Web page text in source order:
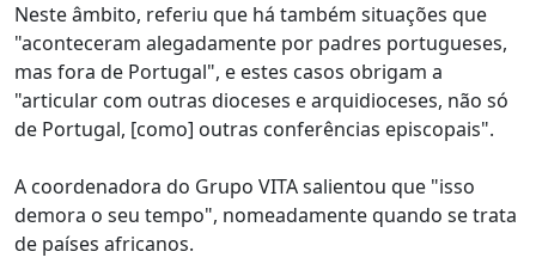
Neste âmbito, referiu que há também situações que
"aconteceram alegadamente por padres portugueses,
mas fora de Portugal", e estes casos obrigam a
"articular com outras dioceses e arquidioceses, não só
de Portugal, [como] outras conferências episcopais".
A coordenadora do Grupo VITA salientou que "isso
demora o seu tempo", nomeadamente quando se trata
de países africanos.